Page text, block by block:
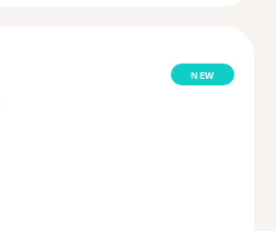
NEW